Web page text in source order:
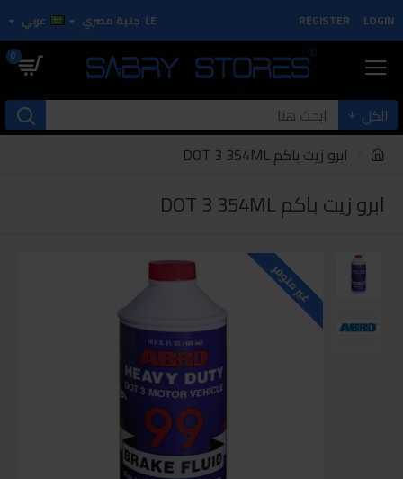
LOGIN
REGISTER
LE جنية مصري عربي
0
الكل
ابرو زيت باكم DOT 3 354ML
ابرو زيت باكم DOT 3 354ML
غير متوفر